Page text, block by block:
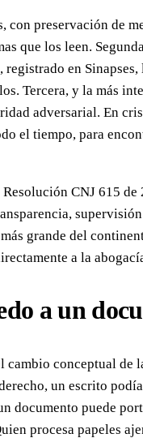
con preservación de
que los leen.
en
Tercera, y la más
adversarial. En
el tiempo, para
CNJ 615 de
grande del
a la
a un
conceptual de
un escrito
documento puede
procesa papeles